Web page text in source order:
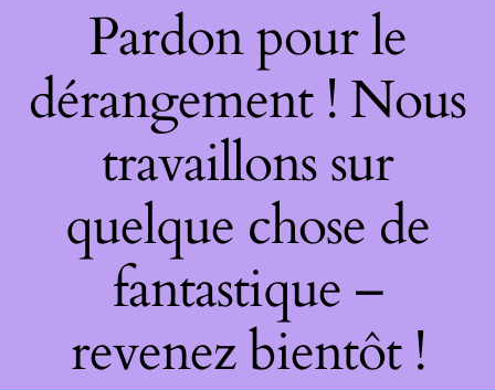
Pardon pour le
dérangement ! Nous
travaillons sur
quelque chose de
fantastique –
revenez bientôt !